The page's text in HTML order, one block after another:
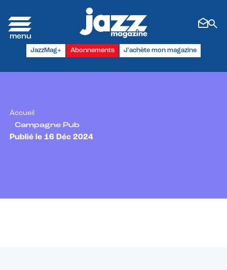
JazzMag+ Abonnements J'achète mon magazine
Accueil
Campagne Pub
Publié le 16 Déc 2024